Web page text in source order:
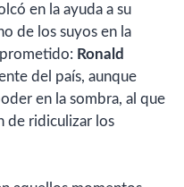
en la ayuda a su
de los suyos en la
Ronald
del país, aunque
en la sombra, al que
de ridiculizar los